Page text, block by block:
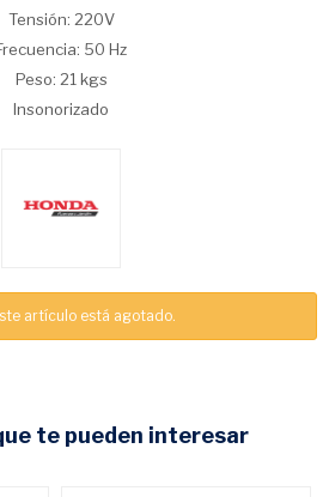
Tensión: 220V
50 Hz
Peso: 21 kgs
Insonorizado
artículo está agotado.
te pueden interesar